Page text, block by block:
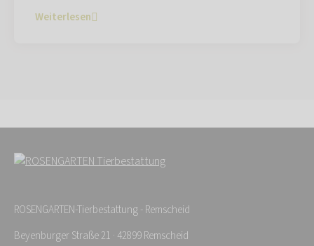
Weiterlesen
ROSENGARTEN-Tierbestattung - Remscheid
Beyenburger Straße 21 · 42899 Remscheid